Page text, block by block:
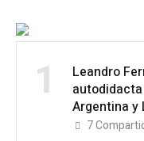
1
Leandro
Argentina y
7